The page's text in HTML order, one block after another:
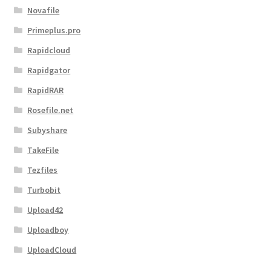
Novafile
Primeplus.pro
Rapidcloud
Rapidgator
RapidRAR
Rosefile.net
Subyshare
TakeFile
Tezfiles
Turbobit
Upload42
Uploadboy
UploadCloud